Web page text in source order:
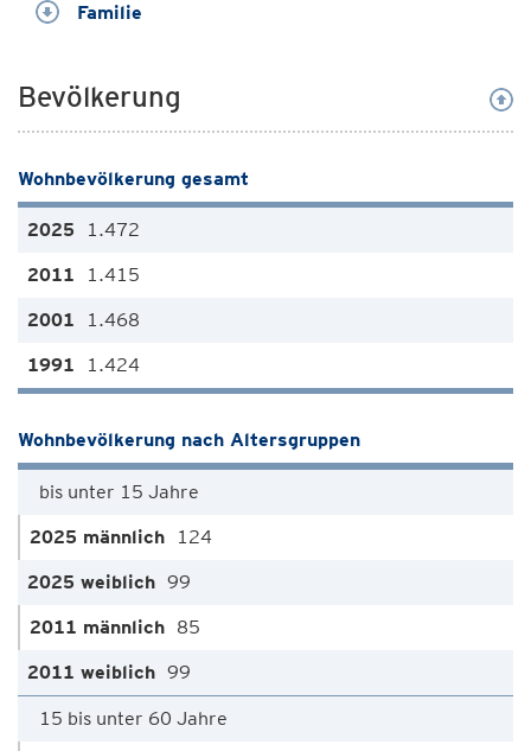
Familie
Bevölkerung
Wohnbevölkerung gesamt
1.472
1.415
1.468
1.424
Wohnbevölkerung nach Altersgruppen
bis unter 15 Jahre
124
99
85
99
15 bis unter 60 Jahre